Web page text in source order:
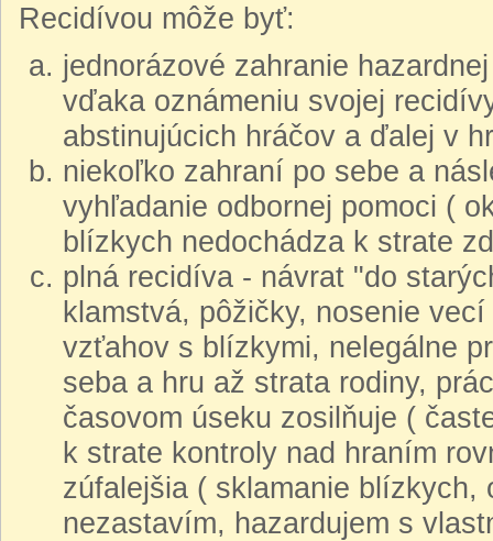
Recidívou môže byť:
jednorázové zahranie
vďaka oznámeniu svojej
abstinujúcich hráčov a ďalej v
niekoľko zahraní po sebe a
vyhľadanie odbornej pomoci (
blízkych nedochádza k strate
plná recidíva - návrat "do
klamstvá, pôžičky, nosenie
vzťahov s blízkymi, nelegálne
seba a hru až strata rodiny,
časovom úseku zosilňuje (
k strate kontroly nad hraním
zúfalejšia ( sklamanie blízkych,
nezastavím, hazardujem s